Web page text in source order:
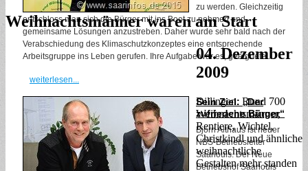
zu werden. Gleichzeitig
entschloss man sich die Bürger mit ins Boot zu nehmen und
gemeinsame Lösungen anzustreben. Daher wurde sehr bald nach der
Verabschiedung des Klimaschutzkonzeptes eine entsprechende
Arbeitsgruppe ins Leben gerufen. Ihre Aufgabe war es, geeignete ...
weiterlesen...
Sein Ziel: „Der
zufriedene Bürger“
Björn Althaus ist neuer
NBS-Betriebsleiter
Saarlouis. Der Neue
Betriebshof Saarlouis
Weihnachtsmänner waren am Start
04. Dezember
2009
Dillingen. Rund 700
Weihnachtsmänner,
Rentiere, Wichtel,
Christkindl und ähnliche
weihnachtliche
Gestalten mehr standen